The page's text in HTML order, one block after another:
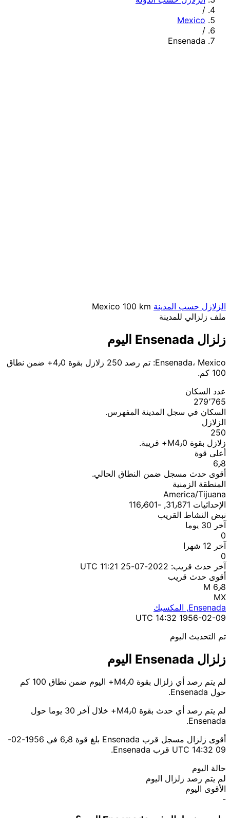
/
Mexico
/
Ensenada
الزلازل حسب المدينة Mexico 100 km
ملف زلزالي للمدينة
زلزال Ensenada اليوم
Ensenada، Mexico: تم رصد 250 زلازل بقوة 4٫0+ ضمن نطاق
100 كم.
عدد السكان
279٬765
السكان في سجل المدينة المفهرس.
الزلازل
250
زلازل بقوة M4٫0+ قريبة.
أعلى قوة
6٫8
أقوى حدث مسجل ضمن النطاق الحالي.
المنطقة الزمنية
America/Tijuana
الإحداثيات 31٫871, ؜-116٫601
نبض النشاط القريب
آخر 30 يوما
0
آخر 12 شهرا
0
آخر حدث قريب: 2022-07-25 11:21 UTC
أقوى حدث قريب
M 6٫8
MX
Ensenada, المكسيك
1956-02-09 14:32 UTC
تم التحديث اليوم
زلزال Ensenada اليوم
لم يتم رصد أي زلزال بقوة M4٫0+ اليوم ضمن نطاق 100 كم
حول Ensenada.
لم يتم رصد أي حدث بقوة M4٫0+ خلال آخر 30 يوما حول
Ensenada.
أقوى زلزال مسجل قرب Ensenada بلغ قوة 6٫8 في 1956-02-
09 14:32 UTC قرب Ensenada.
حالة اليوم
لم يتم رصد زلزال اليوم
الأقوى اليوم
-